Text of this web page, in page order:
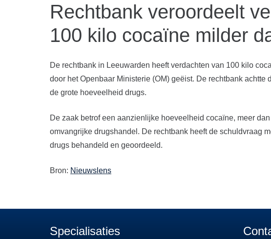
Rechtbank veroordeelt
100 kilo cocaïne milder
De rechtbank in Leeuwarden heeft verdachten van 100 kilo
door het Openbaar Ministerie (OM) geëist. De rechtbank achtte
de grote hoeveelheid drugs.
De zaak betrof een aanzienlijke hoeveelheid cocaïne, meer
omvangrijke drugshandel. De rechtbank heeft de schuldvraag
drugs behandeld en geoordeeld.
Bron: Nieuwslens
Specialisaties